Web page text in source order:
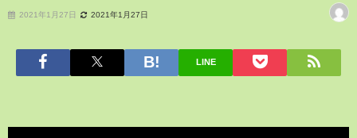
2021年1月27日 2021年1月27日
LINE